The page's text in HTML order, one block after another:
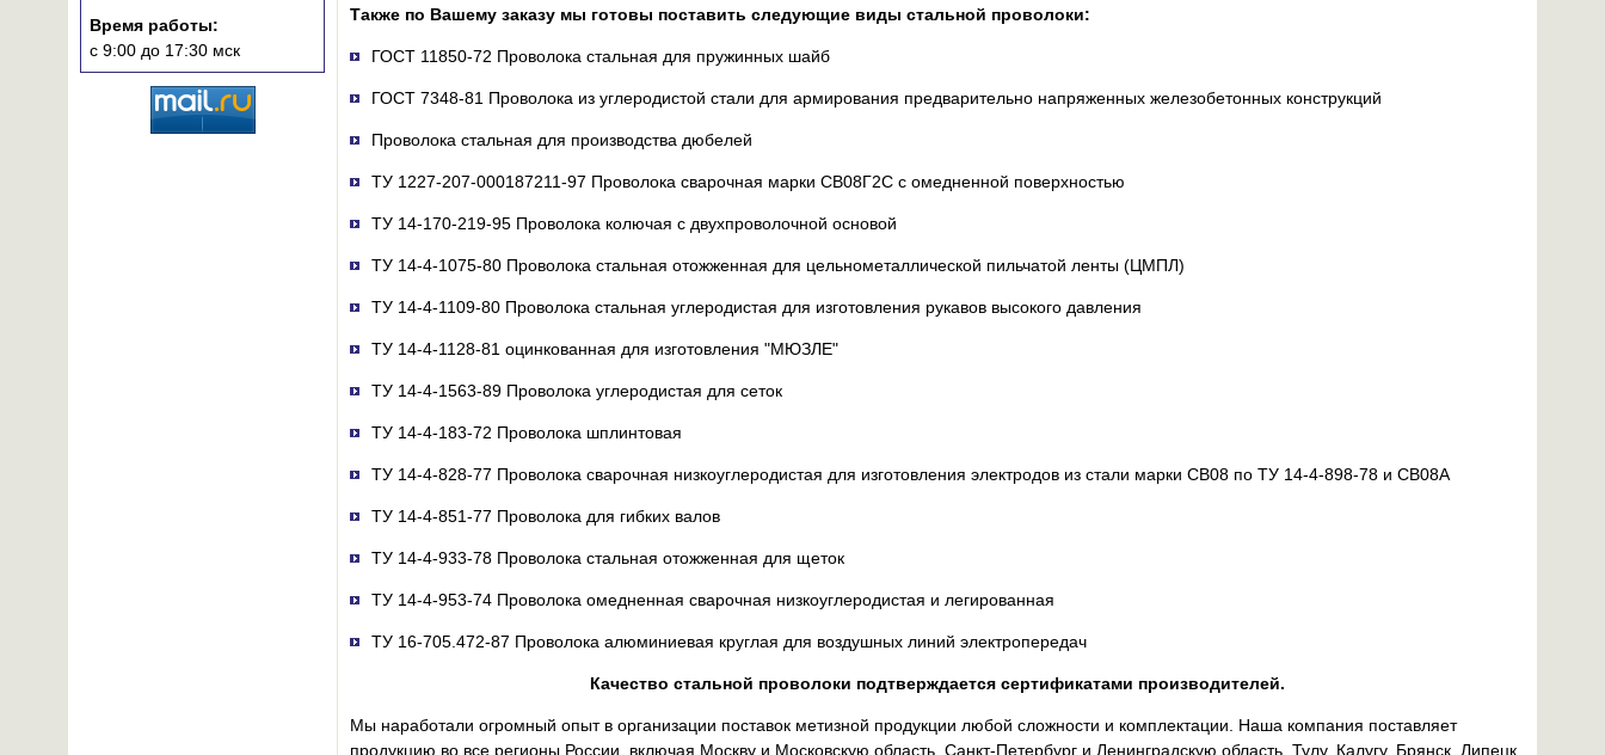
Время работы:
с 9:00 до 17:30 мск
Также по Вашему заказу мы готовы поставить следующие виды стальной проволоки:
ГОСТ 11850-72 Проволока стальная для пружинных шайб
ГОСТ 7348-81 Проволока из углеродистой стали для армирования предварительно напряженных железобетонных конструкций
Проволока стальная для производства дюбелей
ТУ 1227-207-000187211-97 Проволока сварочная марки СВ08Г2С с омедненной поверхностью
ТУ 14-170-219-95 Проволока колючая с двухпроволочной основой
ТУ 14-4-1075-80 Проволока стальная отожженная для цельнометаллической пильчатой ленты (ЦМПЛ)
ТУ 14-4-1109-80 Проволока стальная углеродистая для изготовления рукавов высокого давления
ТУ 14-4-1128-81 оцинкованная для изготовления "МЮЗЛЕ"
ТУ 14-4-1563-89 Проволока углеродистая для сеток
ТУ 14-4-183-72 Проволока шплинтовая
ТУ 14-4-828-77 Проволока сварочная низкоуглеродистая для изготовления электродов из стали марки СВ08 по ТУ 14-4-898-78 и СВ08А
ТУ 14-4-851-77 Проволока для гибких валов
ТУ 14-4-933-78 Проволока стальная отожженная для щеток
ТУ 14-4-953-74 Проволока омедненная сварочная низкоуглеродистая и легированная
ТУ 16-705.472-87 Проволока алюминиевая круглая для воздушных линий электропередач
Качество стальной проволоки подтверждается сертификатами производителей.
Мы наработали огромный опыт в организации поставок метизной продукции любой сложности и комплектации. Наша компания поставляет
продукцию во все регионы России, включая Москву и Московскую область, Санкт-Петербург и Ленинградскую область, Тулу, Калугу, Брянск, Липецк,